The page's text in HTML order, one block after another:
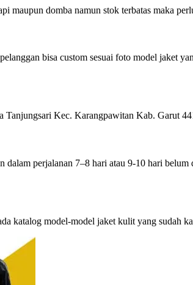
domba namun stok terbatas maka
bisa custom sesuai foto model jaket
Kec. Karangpawitan Kab. Garut
perjalanan 7–8 hari atau 9-10 hari
katalog model-model jaket kulit yang sudah